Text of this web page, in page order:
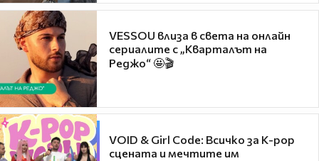
VESSOU влиза в света на онлайн
сериалите с „Кварталът на
Реджо“ 🤩🎬
VOID & Girl Code: Всичко за K-pop
сцената и мечтите им